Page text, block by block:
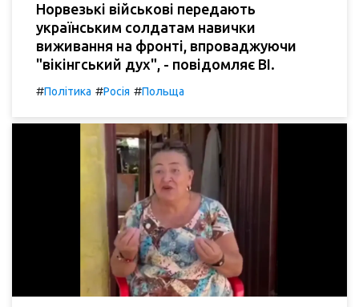
Норвезькі військові передають
українським солдатам навички
виживання на фронті, впроваджуючи
"вікінгський дух", - повідомляє BI.
#Політика #Росія #Польща